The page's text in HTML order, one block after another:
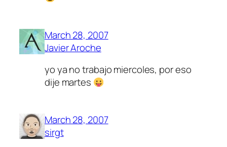
March 28, 2007
Javier Aroche
yo ya no trabajo miercoles, por eso
dije martes
March 28, 2007
sirgt